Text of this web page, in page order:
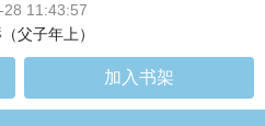
11:43:57
父子年上）
加入书架